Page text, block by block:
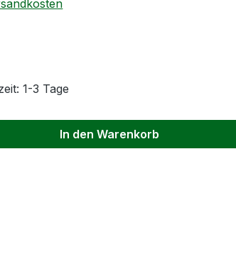
von 5 von 5 Sternen
1-3 Tage
den gewünschten Wert
In den Warenkorb